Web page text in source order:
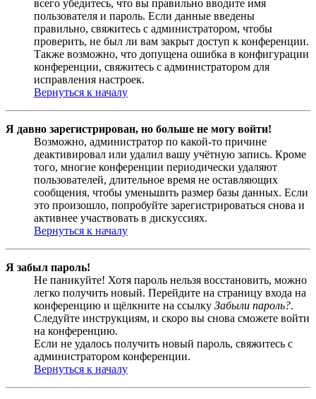
всего убедитесь, что вы правильно вводите имя
пользователя и пароль. Если данные введены
правильно, свяжитесь с администратором, чтобы
проверить, не был ли вам закрыт доступ к конференции.
Также возможно, что допущена ошибка в конфигурации
конференции, свяжитесь с администратором для
исправления настроек.
Вернуться к началу
Я давно зарегистрирован, но больше не могу войти!
Возможно, администратор по какой-то причине
деактивировал или удалил вашу учётную запись. Кроме
того, многие конференции периодически удаляют
пользователей, длительное время не оставляющих
сообщения, чтобы уменьшить размер базы данных. Если
это произошло, попробуйте зарегистрироваться снова и
активнее участвовать в дискуссиях.
Вернуться к началу
Я забыл пароль!
Не паникуйте! Хотя пароль нельзя восстановить, можно
легко получить новый. Перейдите на страницу входа на
конференцию и щёлкните на ссылку Забыли пароль?.
Следуйте инструкциям, и скоро вы снова сможете войти
на конференцию.
Если не удалось получить новый пароль, свяжитесь с
администратором конференции.
Вернуться к началу